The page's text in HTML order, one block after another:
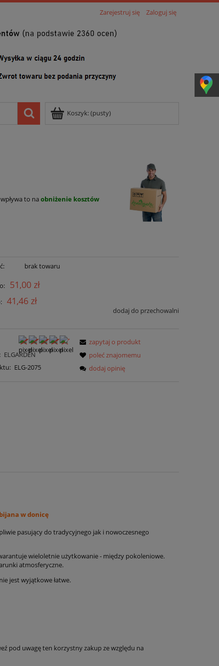
Zarejestruj się Zaloguj się
Koszyk:(pusty)
to na obniżenie kosztów
brak towaru
51,00 zł
41,46 zł
dodaj do przechowalni
ELGARDEN
ELG-2075
zapytaj o produkt
poleć znajomemu
dodaj opinię
w donicę
pasujący do tradycyjnego jak i nowoczesnego
wieloletnie użytkowanie - między pokoleniowe.
atmosferyczne.
jest wyjątkowe łatwe.
pod uwagę ten korzystny zakup ze względu na